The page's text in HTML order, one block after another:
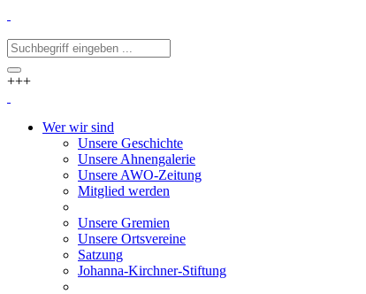
+++
Wer wir sind
Unsere Geschichte
Unsere Ahnengalerie
Unsere AWO-Zeitung
Mitglied werden
Unsere Gremien
Unsere Ortsvereine
Satzung
Johanna-Kirchner-Stiftung